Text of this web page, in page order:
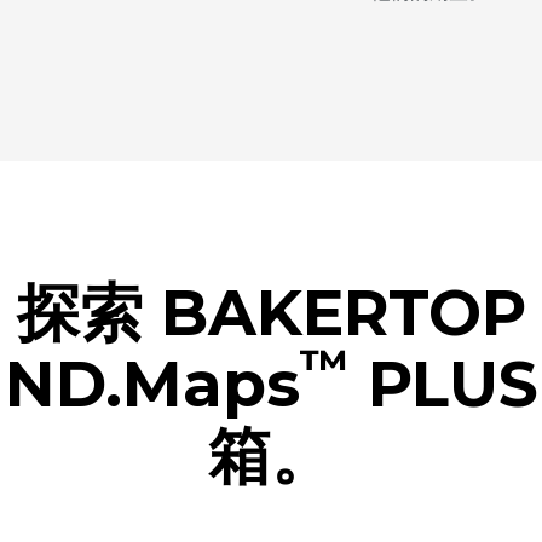
探索 BAKERTOP
™
箱。